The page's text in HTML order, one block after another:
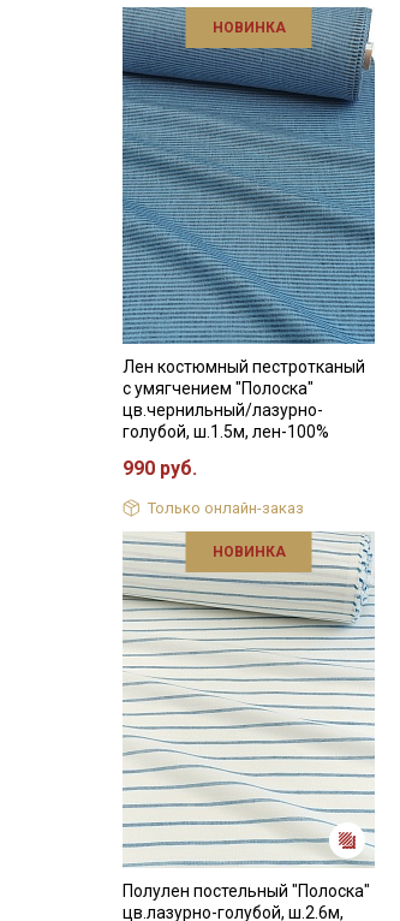
НОВИНКА
Лен костюмный пестротканый
с умягчением "Полоска"
цв.чернильный/лазурно-
голубой, ш.1.5м, лен-100%
990 руб.
Только онлайн-заказ
НОВИНКА
Полулен постельный "Полоска"
цв.лазурно-голубой, ш.2.6м,